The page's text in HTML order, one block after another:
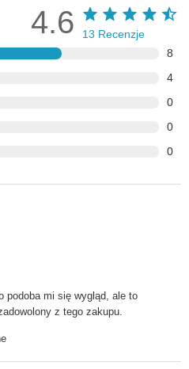
8
4
0
0
0
4.6 13 Recenzje
podoba mi się wygląd, ale to
z tego zakupu.